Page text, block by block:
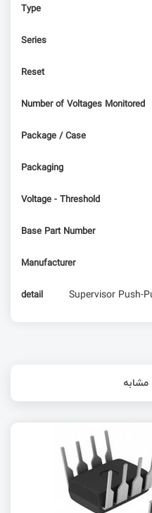
Type
Series
Reset
Number of Voltages Monitored
Package / Case
Packaging
Voltage - Threshold
Base Part Number
Manufacturer
detail Supervisor Push-